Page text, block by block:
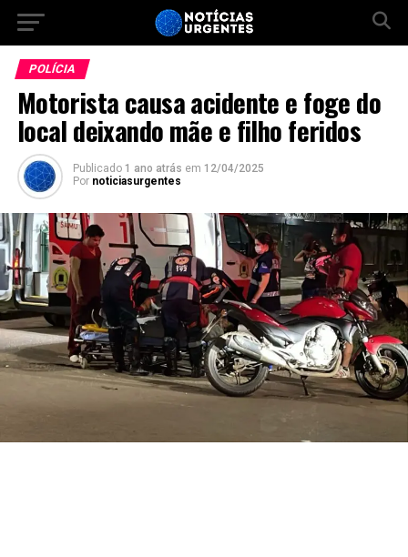
POLÍCIA
Motorista causa acidente e foge do
local deixando mãe e filho feridos
Publicado 1 ano atrás em 12/04/2025
Por noticiasurgentes